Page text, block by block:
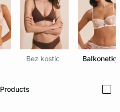
Bez kostic Balkonetky
Products